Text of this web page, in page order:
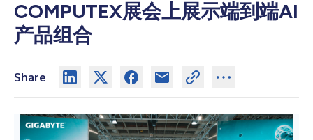
COMPUTEX展会上展示端到端AI
产品组合
Share